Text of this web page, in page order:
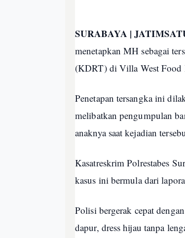
SURABAYA |
menetapkan MH sebagai
(KDRT) di Villa West Food
Penetapan tersangka ini
melibatkan pengumpulan
anaknya saat kejadian
Kasatreskrim Polrestabes
kasus ini bermula dari
Polisi bergerak cepat
dapur, dress hijau tanpa